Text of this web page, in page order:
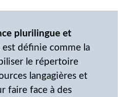
plurilingue et
est définie comme la
le répertoire
langagières et
faire face à des